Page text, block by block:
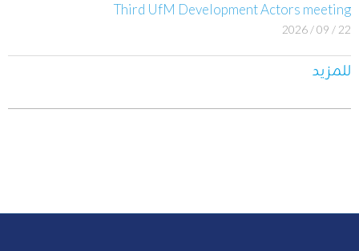
Third UfM Development Actors meeting
22 / 09 / 2026
للمزيد